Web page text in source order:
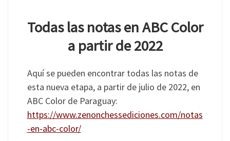
Todas las notas en ABC Color
a partir de 2022
Aquí se pueden encontrar todas las notas de
esta nueva etapa, a partir de julio de 2022, en
ABC Color de Paraguay:
https://www.zenonchessediciones.com/notas
-en-abc-color/